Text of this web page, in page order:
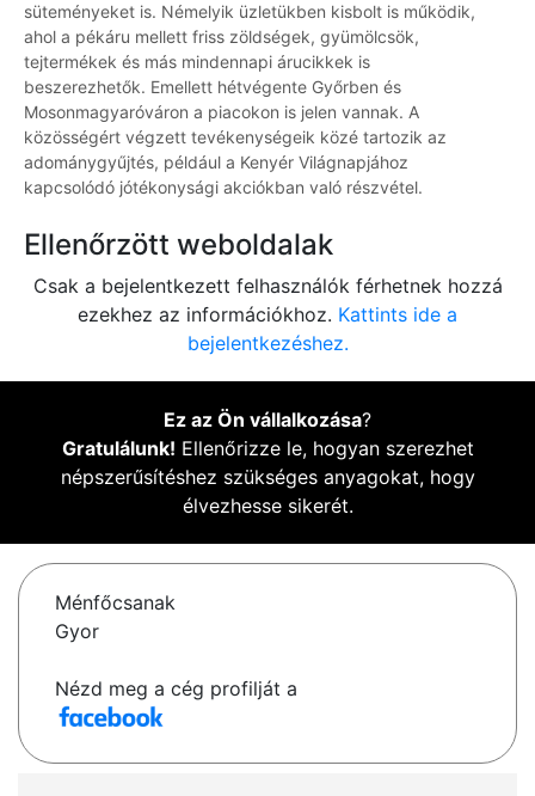
süteményeket is. Némelyik üzletükben kisbolt is működik,
ahol a pékáru mellett friss zöldségek, gyümölcsök,
tejtermékek és más mindennapi árucikkek is
beszerezhetők. Emellett hétvégente Győrben és
Mosonmagyaróváron a piacokon is jelen vannak. A
közösségért végzett tevékenységeik közé tartozik az
adománygyűjtés, például a Kenyér Világnapjához
kapcsolódó jótékonysági akciókban való részvétel.
Ellenőrzött weboldalak
Csak a bejelentkezett felhasználók férhetnek hozzá
ezekhez az információkhoz. Kattints ide a
bejelentkezéshez.
Ez az Ön vállalkozása?
Gratulálunk! Ellenőrizze le, hogyan szerezhet
népszerűsítéshez szükséges anyagokat, hogy
élvezhesse sikerét.
Ménfőcsanak
Gyor
Nézd meg a cég profilját a